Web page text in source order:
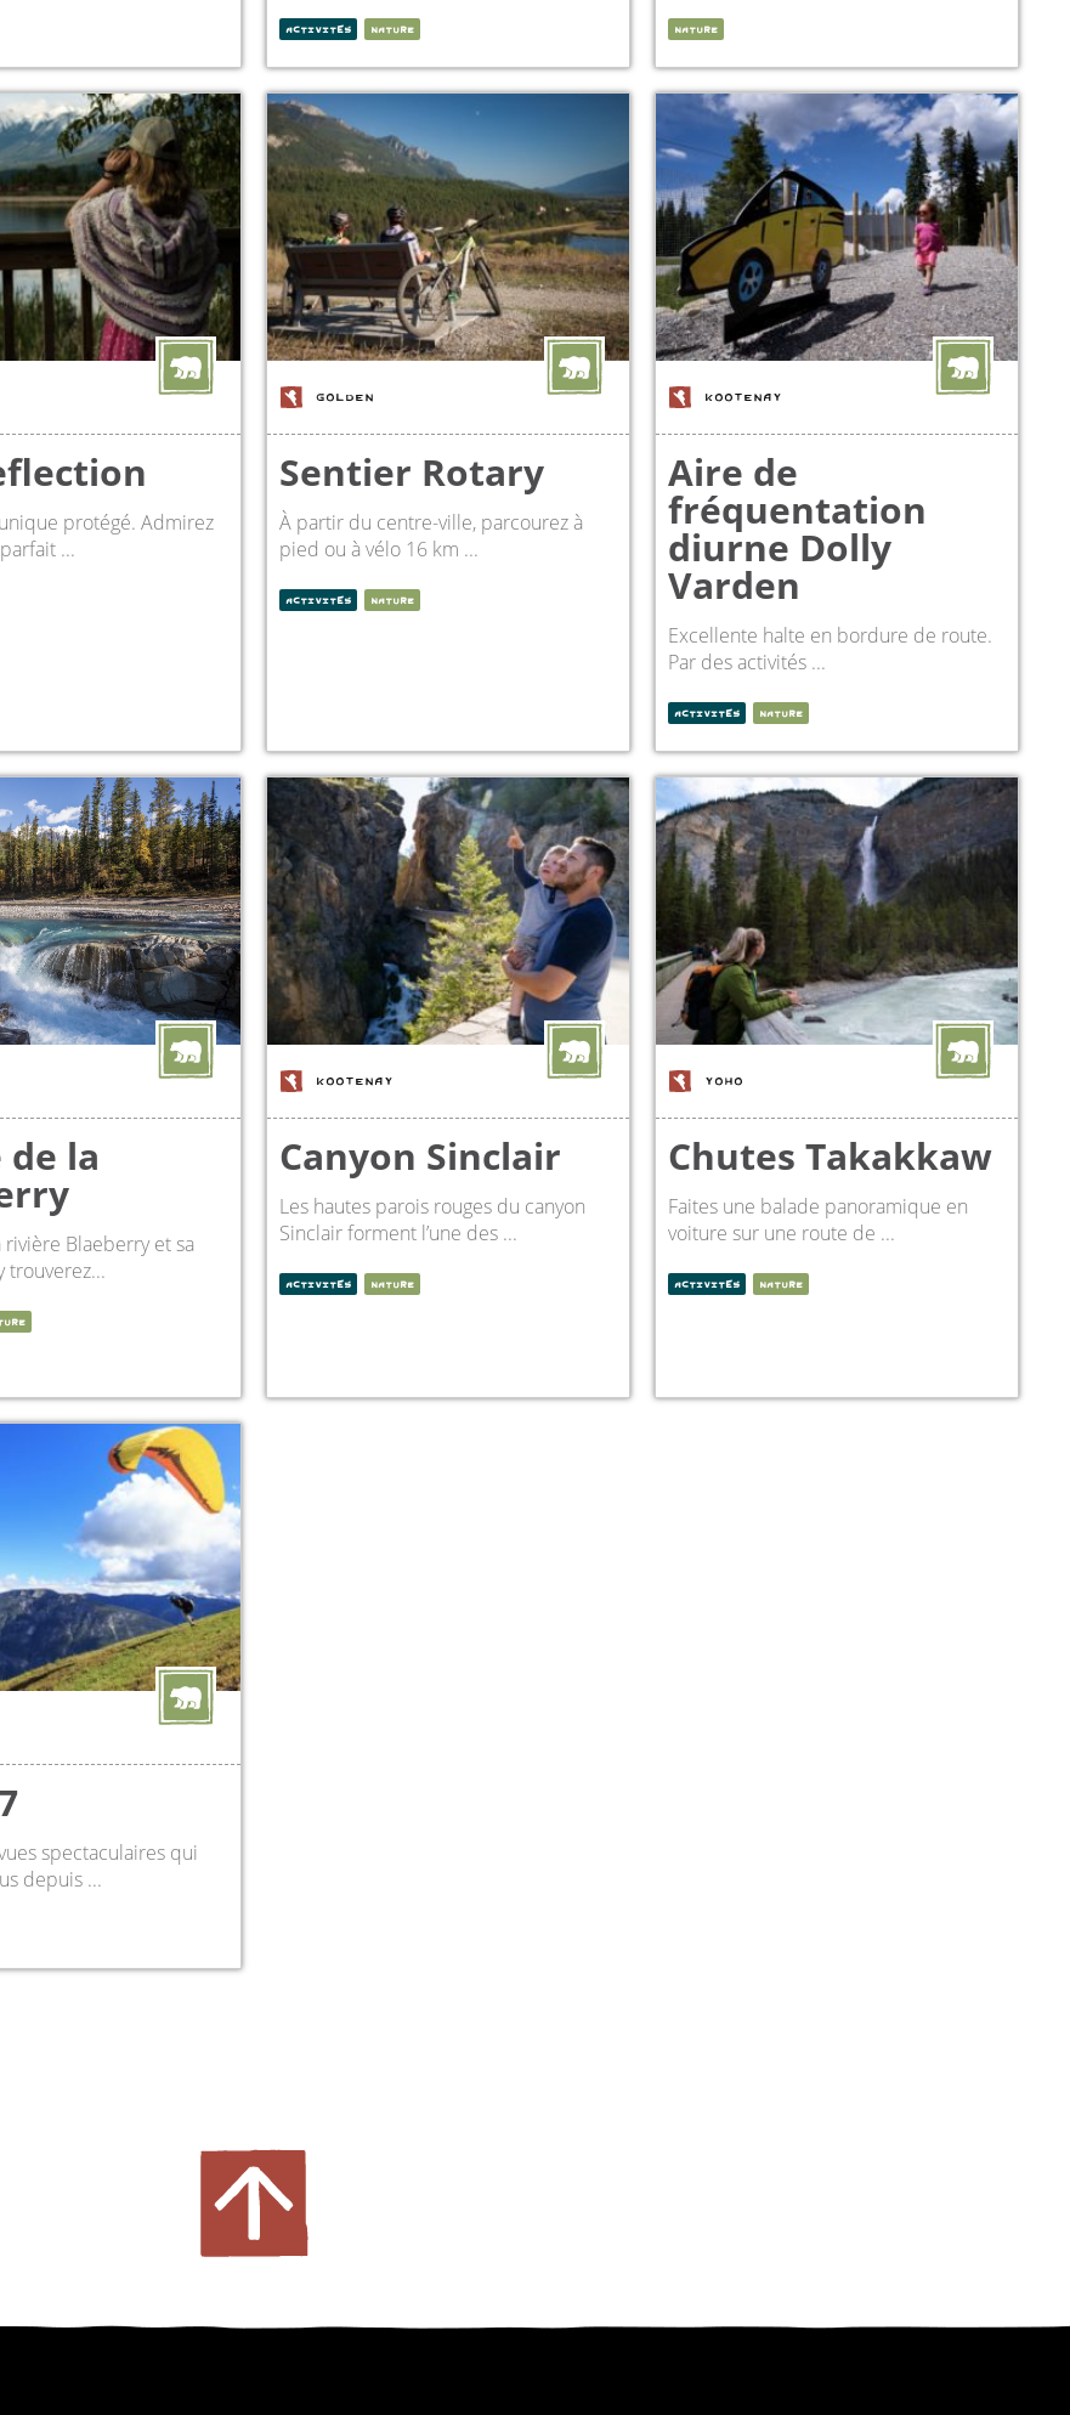
ACTIVITÉS NATURE NATURE
protégé. Admirez
...
GOLDEN
Sentier Rotary
À partir du centre-ville, parcourez à
pied ou à vélo 16 km ...
ACTIVITÉS NATURE
KOOTENAY
Aire de
fréquentation
diurne Dolly
Varden
Excellente halte en bordure de route.
Par des activités ...
ACTIVITÉS NATURE
de la
rivière Blaeberry et sa
trouverez...
KOOTENAY
Canyon Sinclair
Les hautes parois rouges du canyon
Sinclair forment l’une des ...
ACTIVITÉS NATURE
YOHO
Chutes Takakkaw
Faites une balade panoramique en
voiture sur une route de ...
ACTIVITÉS NATURE
spectaculaires qui
depuis ...